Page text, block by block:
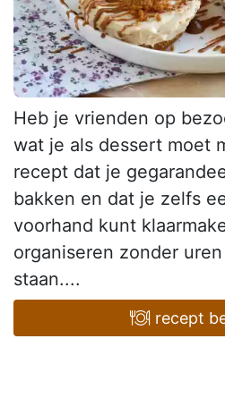
Heb je vrienden op
wat je als dessert moet
recept dat je
bakken en dat je zelfs
voorhand kunt
organiseren zonder
staan....
recept